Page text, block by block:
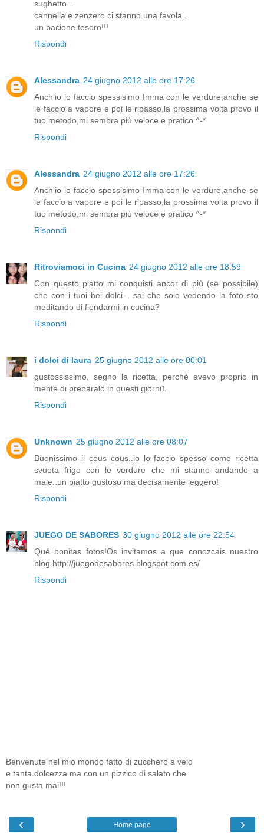
sughetto...
cannella e zenzero ci stanno una favola..
un bacione tesoro!!!
Rispondi
Alessandra 24 giugno 2012 alle ore 17:26
Anch'io lo faccio spessisimo Imma con le verdure,anche se
le faccio a vapore e poi le ripasso,la prossima volta provo il
tuo metodo,mi sembra più veloce e pratico ^-*
Rispondi
Alessandra 24 giugno 2012 alle ore 17:26
Anch'io lo faccio spessisimo Imma con le verdure,anche se
le faccio a vapore e poi le ripasso,la prossima volta provo il
tuo metodo,mi sembra più veloce e pratico ^-*
Rispondi
Ritroviamoci in Cucina 24 giugno 2012 alle ore 18:59
Con questo piatto mi conquisti ancor di più (se possibile)
che con i tuoi bei dolci... sai che solo vedendo la foto sto
meditando di fiondarmi in cucina?
Rispondi
i dolci di laura 25 giugno 2012 alle ore 00:01
gustossissimo, segno la ricetta, perchè avevo proprio in
mente di preparalo in questi giorni1
Rispondi
Unknown 25 giugno 2012 alle ore 08:07
Buonissimo il cous cous..io lo faccio spesso come ricetta
svuota frigo con le verdure che mi stanno andando a
male..un piatto gustoso ma decisamente leggero!
Rispondi
JUEGO DE SABORES 30 giugno 2012 alle ore 22:54
Qué bonitas fotos!Os invitamos a que conozcais nuestro
blog http://juegodesabores.blogspot.com.es/
Rispondi
Benvenute nel mio mondo fatto di zucchero a velo
e tanta dolcezza ma con un pizzico di salato che
non gusta mai!!!
‹ ›
Home page